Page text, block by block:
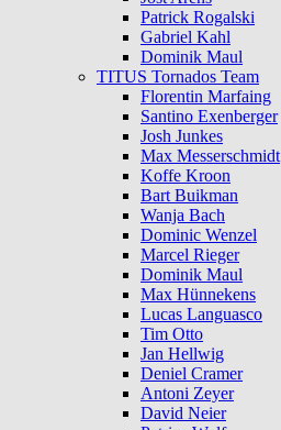
Patrick Rogalski
Gabriel Kahl
Dominik Maul
TITUS Tornados Team
Florentin Marfaing
Santino Exenberger
Josh Junkes
Max Messerschmidt
Koffe Kroon
Bart Buikman
Wanja Bach
Dominic Wenzel
Marcel Rieger
Dominik Maul
Max Hünnekens
Lucas Languasco
Tim Otto
Jan Hellwig
Deniel Cramer
Antoni Zeyer
David Neier